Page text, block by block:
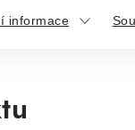
informace